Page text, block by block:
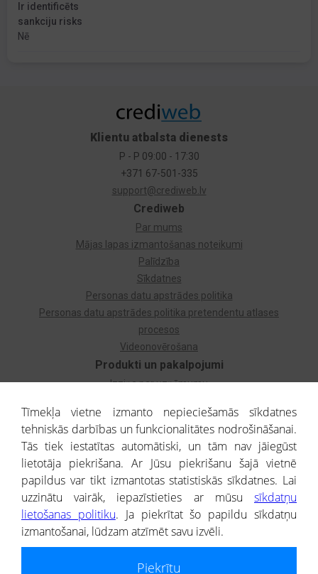
Ir identificēts
sankciju risks
Nē
Produkti un pakalpojumi
Izziņa par uzņēmumu
Dzimtas koks
Uzņēmumu atlase
Monitorings
Kredītizziņa par ārvalstu uzņēmumiem
Crediweb
Par mums
Mājas lapas izmantošanas noteikumi
Palīdzība
Sīkdatnes
Personas datu apstrādes politika
Personas datu apstrādes politika pretendentu atlases
procesos
Videonovērošana
Klientu atbalsta dienests
P - P 09:00 - 17:30
+371 67-501-335
support@crediweb.lv
® CREDITREFORM Latvija
SIA
Tīmekļa vietne izmanto nepieciešamās sīkdatnes
tehniskās darbības un funkcionalitātes nodrošināšanai.
Tās tiek iestatītas automātiski, un tām nav jāiegūst
lietotāja piekrišana. Ar Jūsu piekrišanu šajā vietnē
papildus var tikt izmantotas statistiskās sīkdatnes. Lai
uzzinātu vairāk, iepazīstieties ar mūsu sīkdatņu
lietošanas politiku. Ja piekrītat šo papildu sīkdatņu
izmantošanai, lūdzam atzīmēt savu izvēli.
Piekrītu